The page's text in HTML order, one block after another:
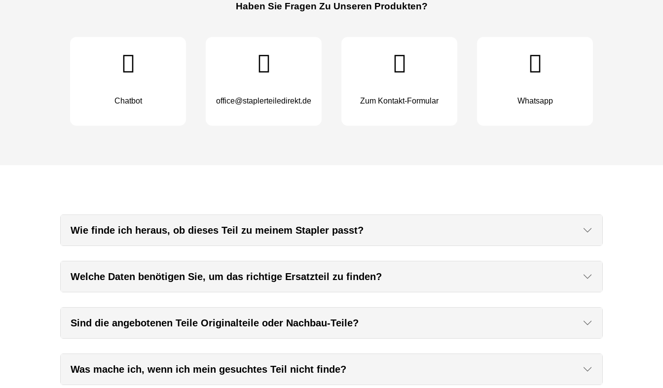
Haben Sie Fragen Zu Unseren Produkten?
Chatbot office@staplerteiledirekt.de Zum Kontakt-Formular Whatsapp
Wie finde ich heraus, ob dieses Teil zu meinem Stapler passt?
Welche Daten benötigen Sie, um das richtige Ersatzteil zu finden?
Sind die angebotenen Teile Originalteile oder Nachbau-Teile?
Was mache ich, wenn ich mein gesuchtes Teil nicht finde?